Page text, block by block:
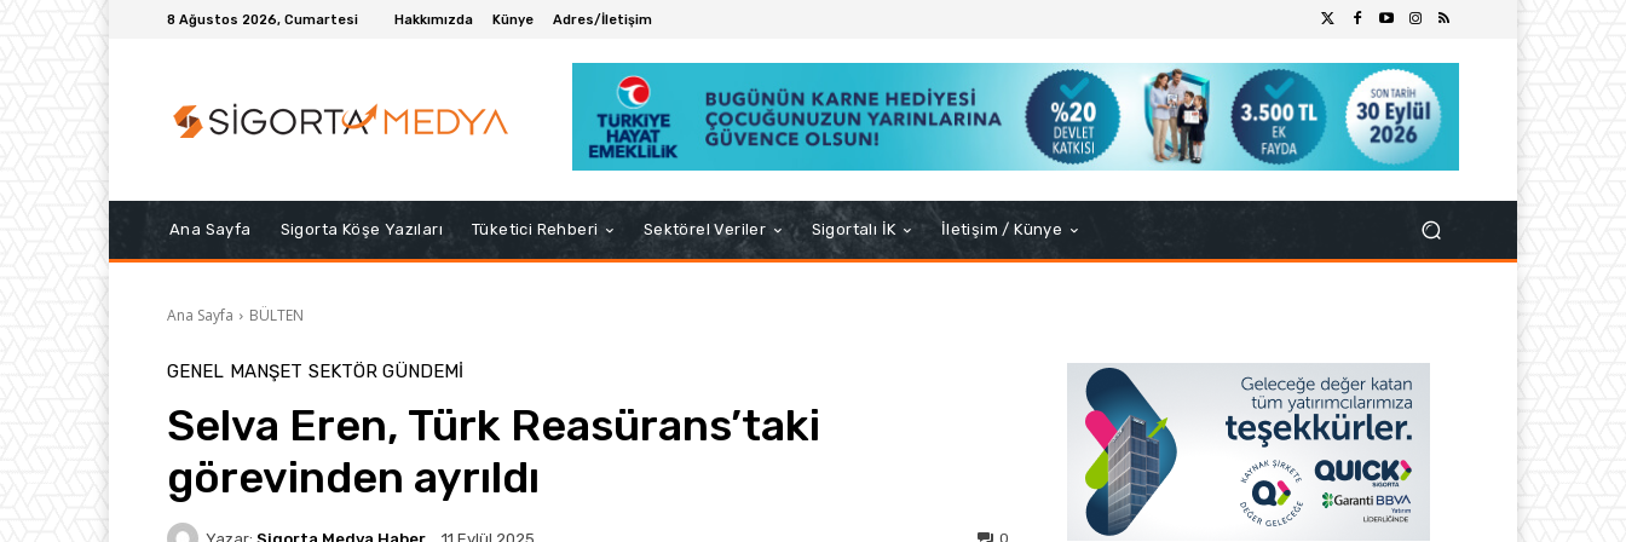
8 Ağustos 2026, Cumartesi Hakkımızda Künye Adres/İletişim
Ana Sayfa Sigorta Köşe Yazıları Tüketici Rehberi Sektörel Veriler Sigortalı İK İletişim / Künye
Ana Sayfa BÜLTEN
GENEL MANŞET SEKTÖR GÜNDEMİ
Selva Eren, Türk Reasürans’taki
görevinden ayrıldı